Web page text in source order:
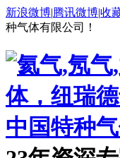
新浪微博|腾讯微博|收
种气体有限公司！
中国特种